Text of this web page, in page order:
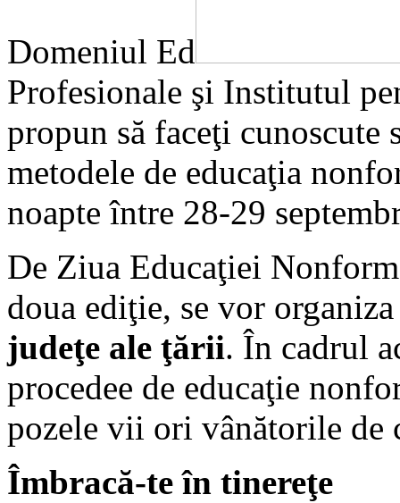
Domeniul Ed
Profesionale şi Institutul
propun să faceţi cunoscute
metodele de educaţia
noapte între 28-29
De Ziua Educaţiei
doua ediţie, se vor organiza
judeţe ale ţării. În cadrul
procedee de educaţie
pozele vii ori vânătorile de
Îmbracă-te în tinereţe